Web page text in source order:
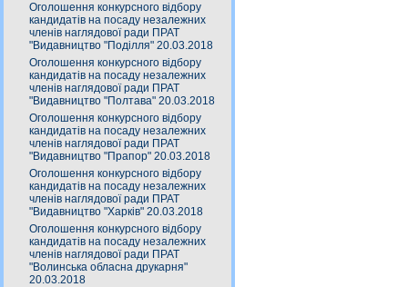
Оголошення конкурсного відбору
кандидатів на посаду незалежних
членів наглядової ради ПРАТ
"Видавництво "Поділля" 20.03.2018
Оголошення конкурсного відбору
кандидатів на посаду незалежних
членів наглядової ради ПРАТ
"Видавництво "Полтава" 20.03.2018
Оголошення конкурсного відбору
кандидатів на посаду незалежних
членів наглядової ради ПРАТ
"Видавництво "Прапор" 20.03.2018
Оголошення конкурсного відбору
кандидатів на посаду незалежних
членів наглядової ради ПРАТ
"Видавництво "Харків" 20.03.2018
Оголошення конкурсного відбору
кандидатів на посаду незалежних
членів наглядової ради ПРАТ
"Волинська обласна друкарня"
20.03.2018